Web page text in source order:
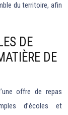
du territoire, afin
DE
DE
offre de repas
d’écoles et